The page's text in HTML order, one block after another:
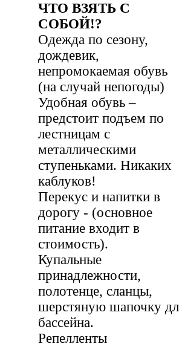
ЧТО ВЗЯТЬ С
СОБОЙ!?
Одежда по сезону,
дождевик,
непромокаемая обувь
(на случай непогоды)
Удобная обувь –
предстоит подъем по
лестницам с
металлическими
ступеньками. Никаких
каблуков!
Перекус и напитки в
дорогу - (основное
питание входит в
стоимость).
Купальные
принадлежности,
полотенце, сланцы,
шерстяную шапочку
бассейна.
Репелленты